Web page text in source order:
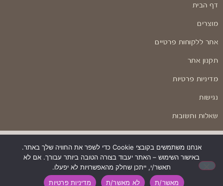
דף הבית
מוצרים
אתר ללקוחות פרטיים
תקנון אתר
מדיניות פרטיות
נגישות
שאלות ותשובות
בניה ועיצוב: Odesign
אנחנו משתמשים בקובצי Cookie כדי לשפר את החוויה שלך באתר.
באישור השימוש – האתר יעבוד בצורה הטובה ביותר עבורך. אם לא
תאשר/י, ייתכן שחלק מהאפשרויות לא יפעלו.
מאשר/ת
לא מאשר/ת מדיניות פרטיות